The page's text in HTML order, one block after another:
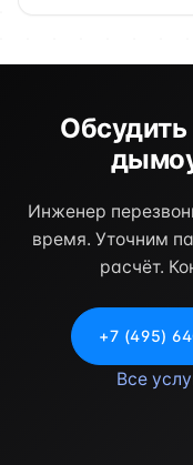
Инженер
время. Уточним
расчёт.
+7 (495)
Все